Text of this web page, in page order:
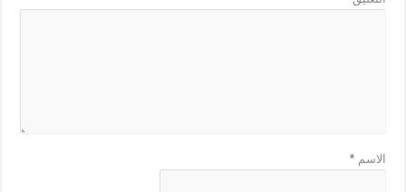
الاسم*